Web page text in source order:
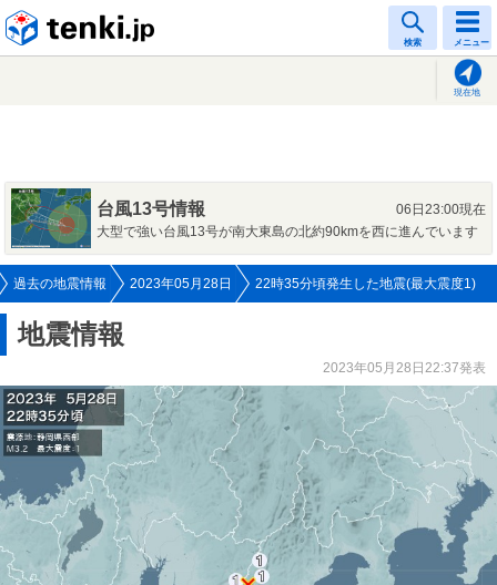
検索 メニュー
現在地
台風13号情報
06日23:00現在
大型で強い台風13号が南大東島の北約90kmを西に進んでいます
過去の地震情報 2023年05月28日 22時35分頃発生した地震(最大震度1)
地震情報
2023年05月28日22:37発表